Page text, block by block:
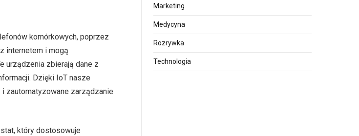
komórkowych, poprzez
internetem i mogą
urządzenia zbierają dane z
Dzięki IoT nasze
zautomatyzowane zarządzanie
który dostosowuje
Marketing
Medycyna
Rozrywka
Technologia